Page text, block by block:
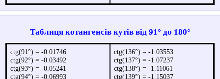
Таблиця котангенсів кутів від 91° до 180°
ctg(91°) = -0.01746
ctg(92°) = -0.03492
ctg(93°) = -0.05241
ctg(94°) = -0.06993
ctg(136°) = -1.03553
ctg(137°) = -1.07237
ctg(138°) = -1.11061
ctg(139°) = -1.15037